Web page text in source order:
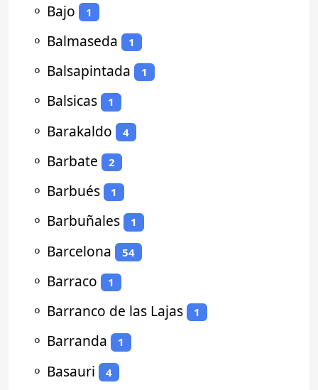
⚬ Bajo 1
⚬ Balmaseda 1
⚬ Balsapintada 1
⚬ Balsicas 1
⚬ Barakaldo 4
⚬ Barbate 2
⚬ Barbués 1
⚬ Barbuñales 1
⚬ Barcelona 54
⚬ Barraco 1
⚬ Barranco de las Lajas 1
⚬ Barranda 1
⚬ Basauri 4